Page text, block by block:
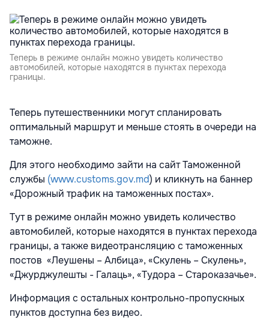
Теперь в режиме онлайн можно увидеть количество
автомобилей, которые находятся в пунктах перехода
границы.
Теперь путешественники могут спланировать
оптимальный маршрут и меньше стоять в очереди на
таможне.
Для этого необходимо зайти на сайт Таможенной
службы (www.customs.gov.md) и кликнуть на баннер
«Дорожный трафик на таможенных постах».
Тут в режиме онлайн можно увидеть количество
автомобилей, которые находятся в пунктах перехода
границы, а также видеотрансляцию с таможенных
постов «Леушены – Албица», «Скулень – Скулень»,
«Джурджулешты - Галаць», «Тудора – Староказачье».
Информация с остальных контрольно-пропускных
пунктов доступна без видео.